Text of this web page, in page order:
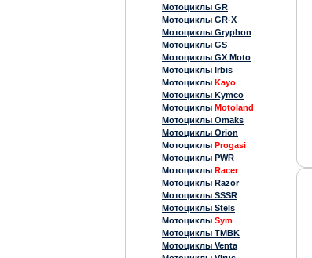
Мотоциклы GR
Мотоциклы GR-X
Мотоциклы Gryphon
Мотоциклы GS
Мотоциклы GX Moto
Мотоциклы Irbis
Мотоциклы Kayo
Мотоциклы Kymco
Мотоциклы Motoland
Мотоциклы Omaks
Мотоциклы Orion
Мотоциклы Progasi
Мотоциклы PWR
Мотоциклы Racer
Мотоциклы Razor
Мотоциклы SSSR
Мотоциклы Stels
Мотоциклы Sym
Мотоциклы TMBK
Мотоциклы Venta